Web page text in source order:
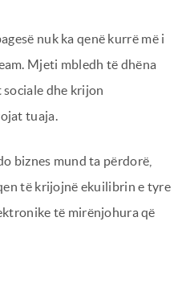
nuk ka qenë kurrë më i
Mjeti mbledh të dhëna
sociale dhe krijon
tuaja.
biznes mund ta përdorë,
të krijojnë ekuilibrin e tyre
të mirënjohura që